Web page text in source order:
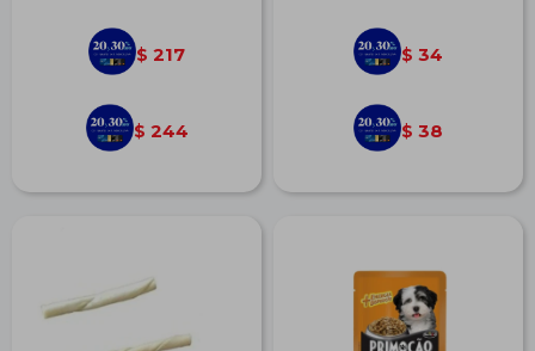
$ 217
$ 244
$ 34
$ 38